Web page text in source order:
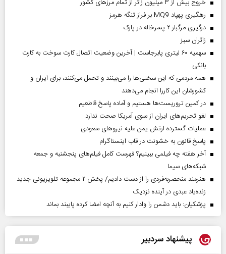
خروج بیش از ۳ میلیون زائر از تمام مرز‌های کشور
رهگیری پهپاد MQ9 بر فراز تنگه هرمز
درگیری مرگبار ۲ پسرخاله در پارک
‌زائران سبز
سهمیه ۶۰ لیتری پابرجاست | آخرین وضعیت اتصال کارت سوخت به کارت
بانکی
همه مردمی که این سختی‌ها را می‌بینند و تحمل می‌کنند، برای ایران و
کشورشان این کاررا انجام می‌دهند
در کمین تروریست‌ها هستیم و آماده پاسخ قاطعیم
لغو تحریم‌های ایران از سوی آمریکا صحت ندارد
عملیات گسترده ارتش یمن علیه نیروهای سعودی
پاسخ قانون به خشونت در قاب اینستاگرام
آخر هفته چه فیلمی ببینیم؟ فهرست کامل فیلم‌های پنجشنبه و جمعه
شبکه‌های سیما
هنرمند منحصر‌به‌فردی را از دست دادیم/ پخش ۲ مجموعه تلویزیونی جدید
زنده‌یاد عبدی در آینده نزدیک
پزشکیان: باید دشمن را وادار کنیم به آنچه امضا کرده پایبند بماند
پیشنهاد سردبیر